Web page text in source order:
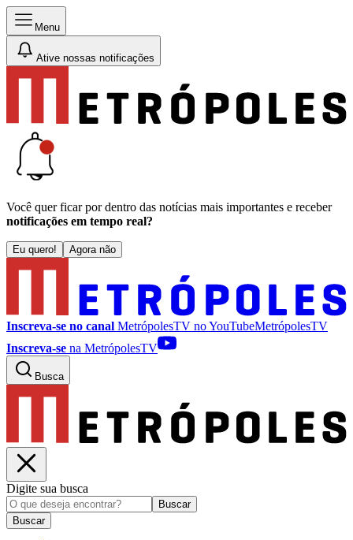
Menu
Ative nossas notificações
Você quer ficar por dentro das notícias mais importantes e receber
notificações em tempo real?
Eu quero! Agora não
Inscreva-se no canal MetrópolesTV noYouTubeMetrópolesTV
Inscreva-se na MetrópolesTV
Busca
Digite sua busca
Buscar
Buscar